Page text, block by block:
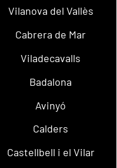
Vilanova del Vallès
Cabrera de Mar
Viladecavalls
Badalona
Avinyó
Calders
Castellbell i el Vilar